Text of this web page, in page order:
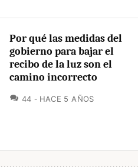
Por qué las medidas del
gobierno para bajar el
recibo de la luz son el
camino incorrecto
44 COMENTARIOS
HACE 5 AÑOS